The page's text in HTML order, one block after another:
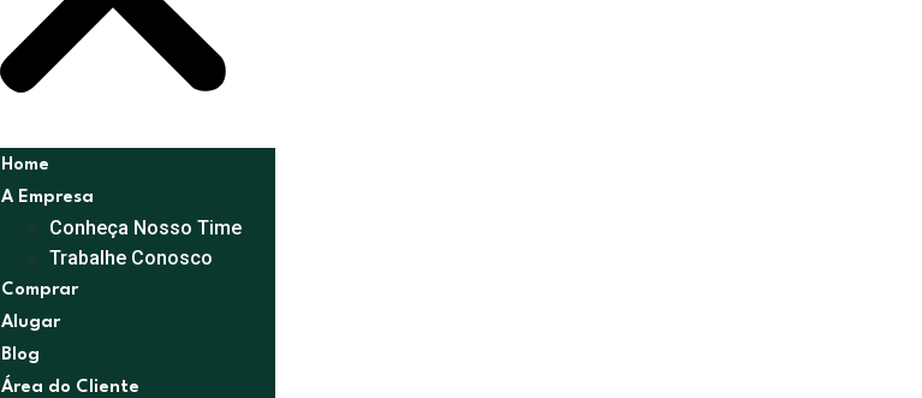
Home
A Empresa
Conheça Nosso Time
Trabalhe Conosco
Comprar
Alugar
Blog
Área do Cliente